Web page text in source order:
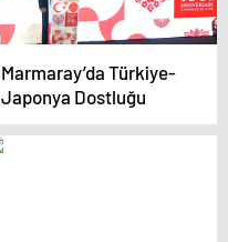
Marmaray’da Türkiye-
Japonya Dostluğu